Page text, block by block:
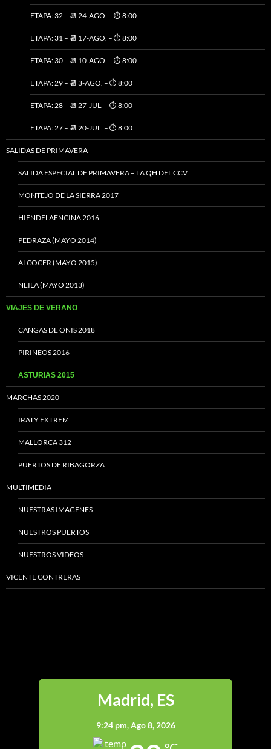
ETAPA: 32 – 📆 24-AGO. – ⏱️ 8:00
ETAPA: 31 – 📆 17-AGO. – ⏱️ 8:00
ETAPA: 30 – 📆 10-AGO. – ⏱️ 8:00
ETAPA: 29 – 📆 3-AGO. – ⏱️ 8:00
ETAPA: 28 – 📆 27-JUL. – ⏱️ 8:00
ETAPA: 27 – 📆 20-JUL. – ⏱️ 8:00
SALIDAS DE PRIMAVERA
SALIDA ESPECIAL DE PRIMAVERA – LA QH DEL CCV
MONTEJO DE LA SIERRA 2017
HIENDELAENCINA 2016
PEDRAZA (MAYO 2014)
ALCOCER (MAYO 2015)
NEILA (MAYO 2013)
VIAJES DE VERANO
CANGAS DE ONIS 2018
PIRINEOS 2016
ASTURIAS 2015
MARCHAS 2020
IRATY EXTREM
MALLORCA 312
PUERTOS DE RIBAGORZA
MULTIMEDIA
NUESTRAS IMAGENES
NUESTROS PUERTOS
NUESTROS VIDEOS
VICENTE CONTRERAS
Madrid, ES
9:24 pm,Ago 8, 2026